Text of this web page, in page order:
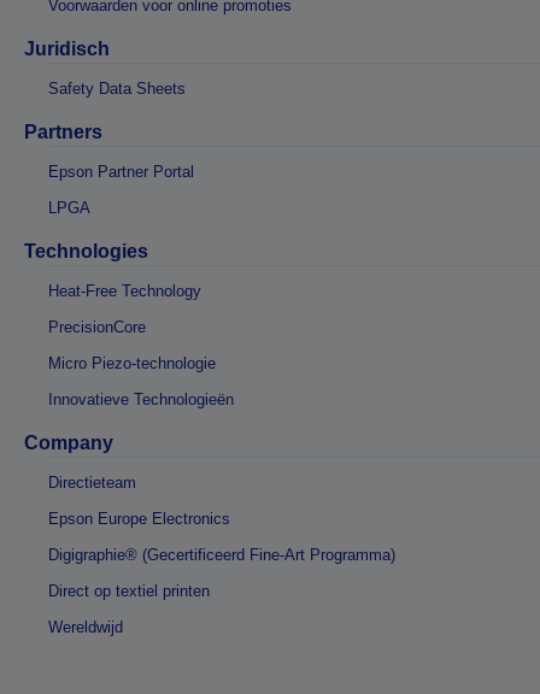
Voorwaarden voor online promoties
Juridisch
Safety Data Sheets
Partners
Epson Partner Portal
LPGA
Technologies
Heat-Free Technology
PrecisionCore
Micro Piezo-technologie
Innovatieve Technologieën
Company
Directieteam
Epson Europe Electronics
Digigraphie® (Gecertificeerd Fine-Art Programma)
Direct op textiel printen
Wereldwijd